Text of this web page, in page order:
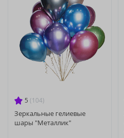
5 (104)
Зеркальные гелиевые
шары "Металлик"